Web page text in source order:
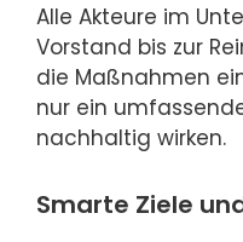
Alle Akteure im
Vorstand bis zur
die Maßnahmen
nur ein
nachhaltig wirken.
Smarte Ziele